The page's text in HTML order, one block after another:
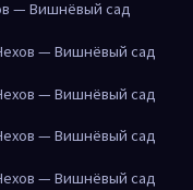
— Вишнёвый сад
— Вишнёвый сад
— Вишнёвый сад
— Вишнёвый сад
— Вишнёвый сад